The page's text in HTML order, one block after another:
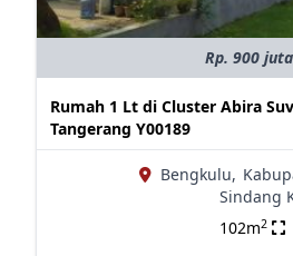
Rp. 900 juta
Rumah 1 Lt di Cluster Abira
Tangerang Y00189
Bengkulu,
Sindang
102m2